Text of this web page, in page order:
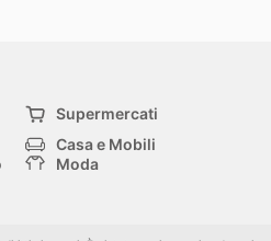
Supermercati
Casa e Mobili
Moda